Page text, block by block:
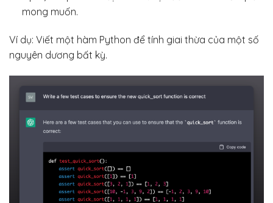
mong muốn.
Ví dụ: Viết một hàm Python để tính giai thừa của một số
nguyên dương bất kỳ.